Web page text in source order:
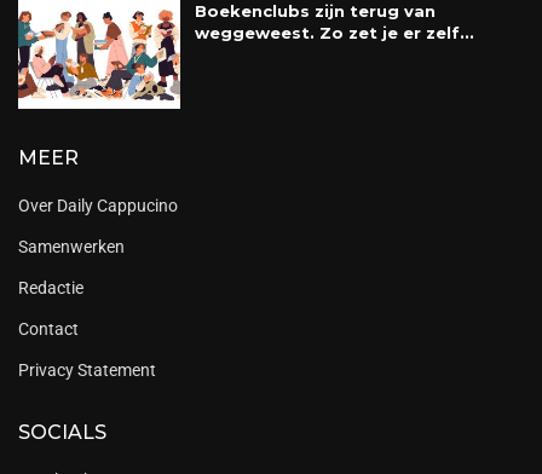
Boekenclubs zijn terug van
weggeweest. Zo zet je er zelf...
MEER
Over Daily Cappucino
Samenwerken
Redactie
Contact
Privacy Statement
SOCIALS